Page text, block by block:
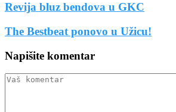
Revija bluz bendova u GKC
The Bestbeat ponovo u Užicu!
Napišite komentar